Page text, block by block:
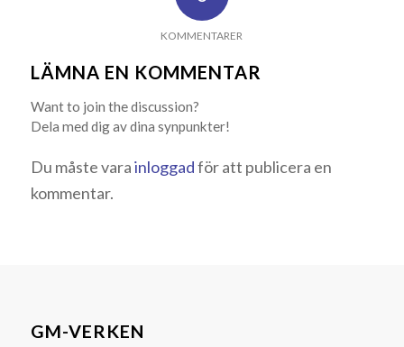
KOMMENTARER
LÄMNA EN KOMMENTAR
Want to join the discussion?
Dela med dig av dina synpunkter!
Du måste varainloggadför att publicera en
kommentar.
GM-VERKEN